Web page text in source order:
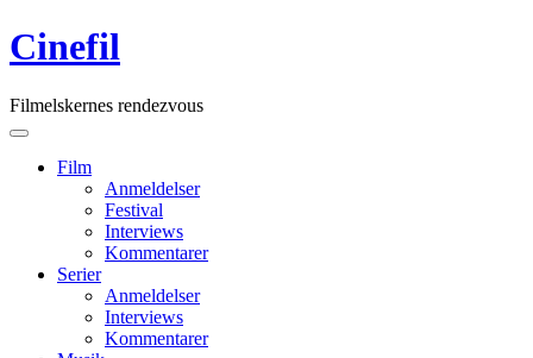
Skip
to
Cinefil
Filmelskernes rendezvous
Menu
Film
Anmeldelser
Festival
Interviews
Kommentarer
Serier
Anmeldelser
Interviews
Kommentarer